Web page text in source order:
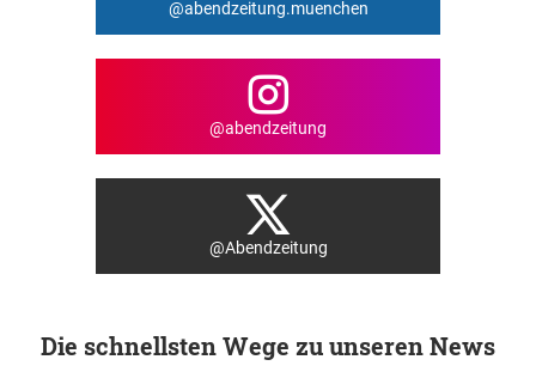
@abendzeitung.muenchen
@abendzeitung
@Abendzeitung
Die schnellsten Wege zu unseren News